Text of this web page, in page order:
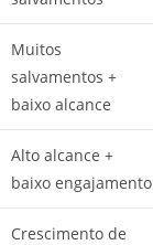
Muitos
salvamentos +
baixo alcance
Alto alcance +
baixo engajamento
Crescimento de